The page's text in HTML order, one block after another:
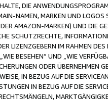
DIE
NAMEN, MARKEN UND
AMAZON-MARKEN) UND DIE
SCHUTZRECHTE,
LIZENZGEBERN IM RAHMEN
BESEHEN“ UND „WIE
ODER ÜBERNEHMEN
IN BEZUG AUF DIE
IN BEZUG AUF DIE